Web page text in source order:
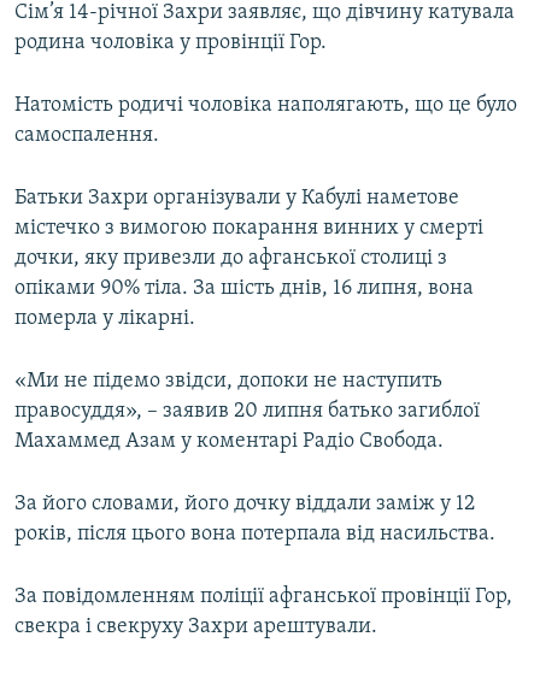
ДОЛУЧАЙСЯ!
Усі сайти RFE/RL
Сім’я 14-річної Захри заявляє, що дівчину катувала
родина чоловіка у провінції Гор.
Натомість родичі чоловіка наполягають, що це було
самоспалення.
Батьки Захри організували у Кабулі наметове
містечко з вимогою покарання винних у смерті
дочки, яку привезли до афганської столиці з
опіками 90% тіла. За шість днів, 16 липня, вона
померла у лікарні.
«Ми не підемо звідси, допоки не наступить
правосуддя», – заявив 20 липня батько загиблої
Махаммед Азам у коментарі Радіо Свобода.
За його словами, його дочку віддали заміж у 12
років, після цього вона потерпала від насильства.
За повідомленням поліції афганської провінції Гор,
свекра і свекруху Захри арештували.